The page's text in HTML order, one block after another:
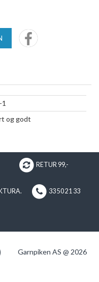
og godt
RETUR 99,-
33 50 21 33
Garnpiken AS @ 2026